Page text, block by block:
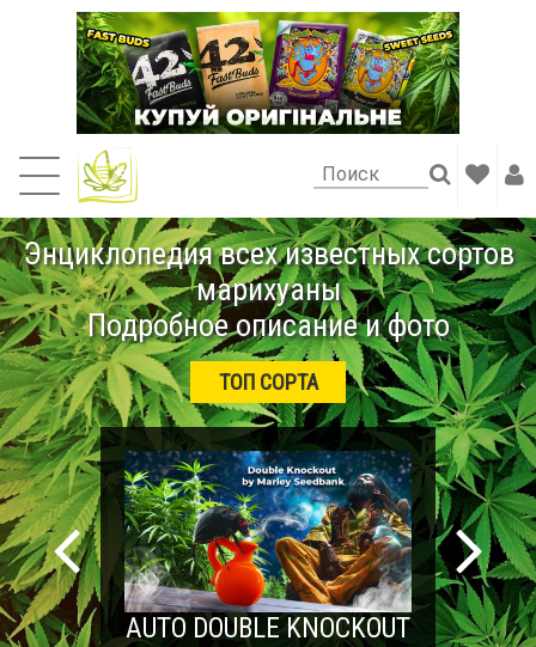
Энциклопедия всех известных сортов
марихуаны
Подробное описание и фото
ТОП СОРТА
AUTO DOUBLE KNOCKOUT